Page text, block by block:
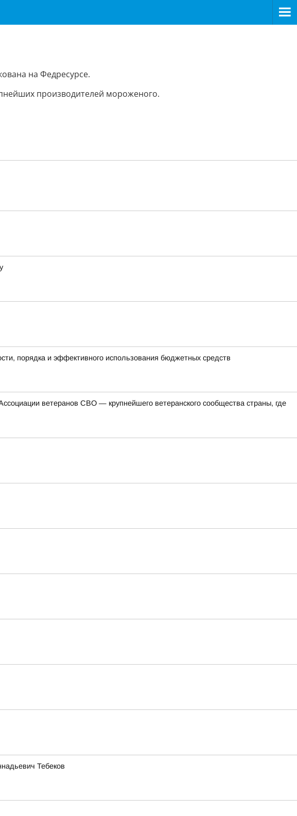
на Федресурсе.
производителей мороженого.
порядка и эффективного использования бюджетных средств
ветеранов СВО — крупнейшего ветеранского сообщества страны, где
Тебеков